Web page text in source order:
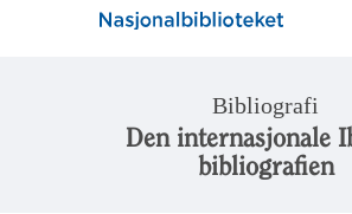
Bibliografi
Den internasjonale
bibliografien